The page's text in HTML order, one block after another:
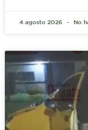
4 agosto 2026 No